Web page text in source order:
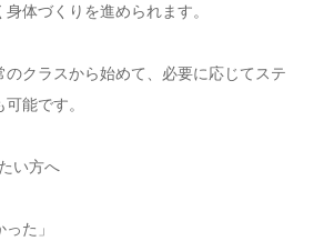
体づくりを進められます。
のクラスから始めて、必要に応じてステ
能です。
い方へ
た」